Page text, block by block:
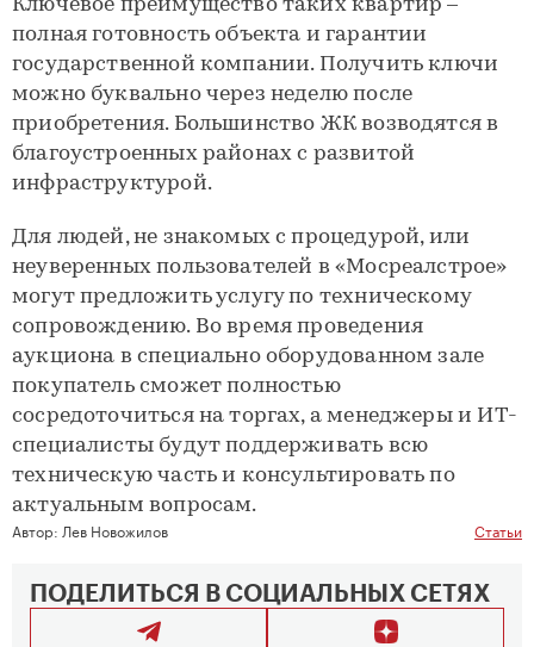
Ключевое преимущество таких квартир –
полная готовность объекта и гарантии
государственной компании. Получить ключи
можно буквально через неделю после
приобретения. Большинство ЖК возводятся в
благоустроенных районах с развитой
инфраструктурой.
Для людей, не знакомых с процедурой, или
неуверенных пользователей в «Мосреалстрое»
могут предложить услугу по техническому
сопровождению. Во время проведения
аукциона в специально оборудованном зале
покупатель сможет полностью
сосредоточиться на торгах, а менеджеры и ИТ-
специалисты будут поддерживать всю
техническую часть и консультировать по
актуальным вопросам.
Автор: Лев Новожилов Статьи
ПОДЕЛИТЬСЯ В СОЦИАЛЬНЫХ СЕТЯХ